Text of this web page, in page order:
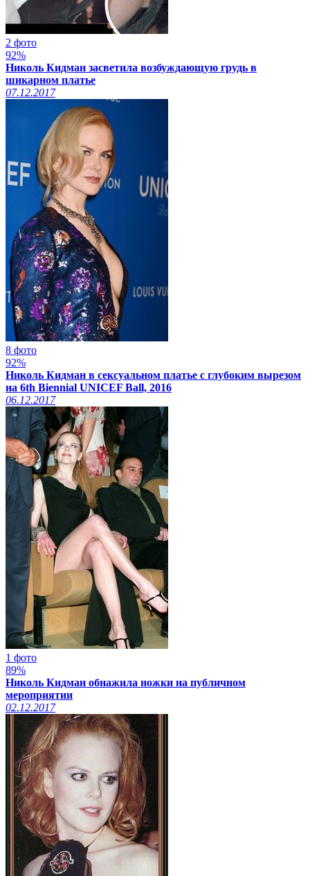
2 фото
92%
Николь Кидман засветила возбуждающую грудь в
шикарном платье
07.12.2017
8 фото
92%
Николь Кидман в сексуальном платье с глубоким вырезом
на 6th Biennial UNICEF Ball, 2016
06.12.2017
1 фото
89%
Николь Кидман обнажила ножки на публичном
мероприятии
02.12.2017